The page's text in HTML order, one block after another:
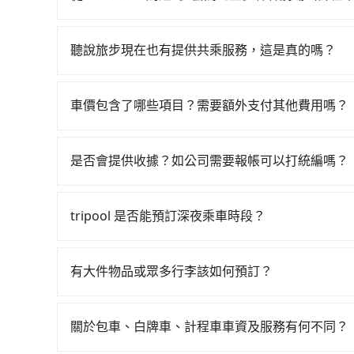
可能的罰單都需自付。再者，和運的iRent只提供
另外，偶爾也會遇到明明已經預約了時間但上一
不便。
到車，也可考慮打電話至P.S HOTEL 馬妞×夢雲
費，約有47%會採現場議價，建議最好先上網預
聽說旅步現在也有提供共乘服務，這是真的嗎？
到府接送，機場、通勤共乘、大型活動接送都適合！
車價包含了哪些項目？需要額外支付其他費用嗎？
客負擔，沒有其他巧令名目的隱藏費用，網站上看
是否會提供收據？如公司需要報帳可以打統編嗎？
付款前可以輸入公司的抬頭與統編，可向國稅局
tripool 是否能預訂深夜乘車時段？
有大件物品或眾多行李該如何預訂？
板、床墊、折疊單車、家電等，在乘客人數不多
關於包車、白牌車、計程車車資及服務有何不同？